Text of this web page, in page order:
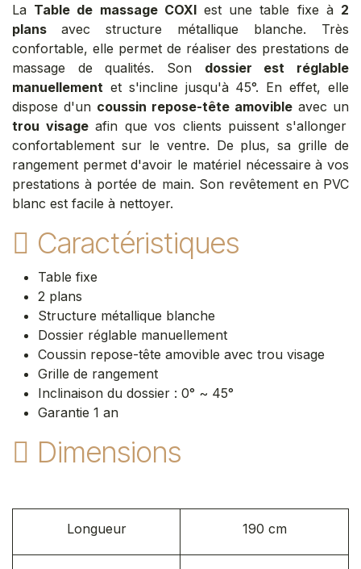
La Table de massage COXIest une table fixe à 2
plans avec structure métallique blanche. Très
confortable, elle permet de réaliser des prestations de
massage de qualités. Son dossier est réglable
manuellement et s'incline jusqu'à 45°. En effet, elle
dispose d'un coussin repose-tête amovible avec un
trou visageafin que vos clients puissent s'allonger
confortablement sur le ventre. De plus, sa grille de
rangement permet d'avoir le matériel nécessaire à vos
prestations à portée de main. Son revêtement en PVC
blanc est facile à nettoyer.
Caractéristiques
Table fixe
2 plans
Structure métallique blanche
Dossier réglable manuellement
Coussin repose-tête amovible avec trou visage
Grille de rangement
Inclinaison du dossier : 0° ~ 45°​
Garantie 1 an
Dimensions
Longueur 190 cm